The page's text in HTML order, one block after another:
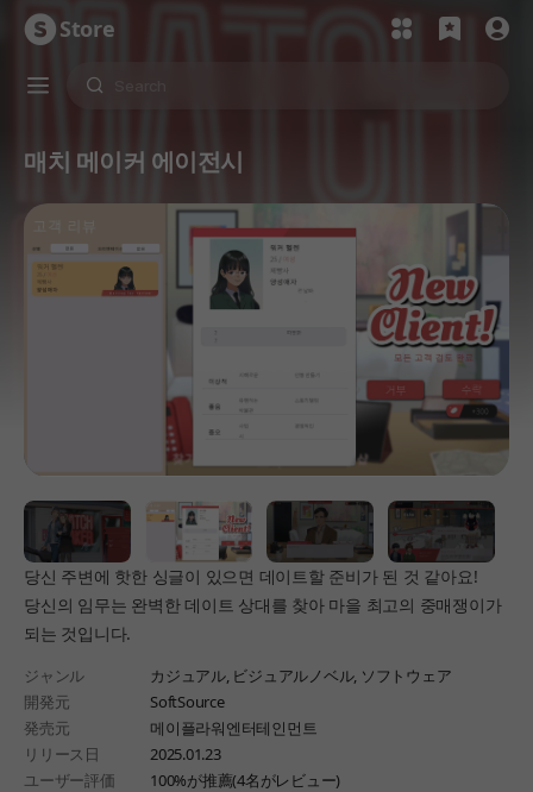
Store
매치 메이커 에이전시
당신 주변에 핫한 싱글이 있으면 데이트할 준비가 된 것 같아요!
당신의 임무는 완벽한 데이트 상대를 찾아 마을 최고의 중매쟁이가
되는 것입니다.
ジャンル カジュアル, ビジュアルノベル, ソフトウェア
開発元
SoftSource
発売元
메이플라워엔터테인먼트
リリース日
2025.01.23
ユーザー評価
100%が推薦(4名がレビュー)